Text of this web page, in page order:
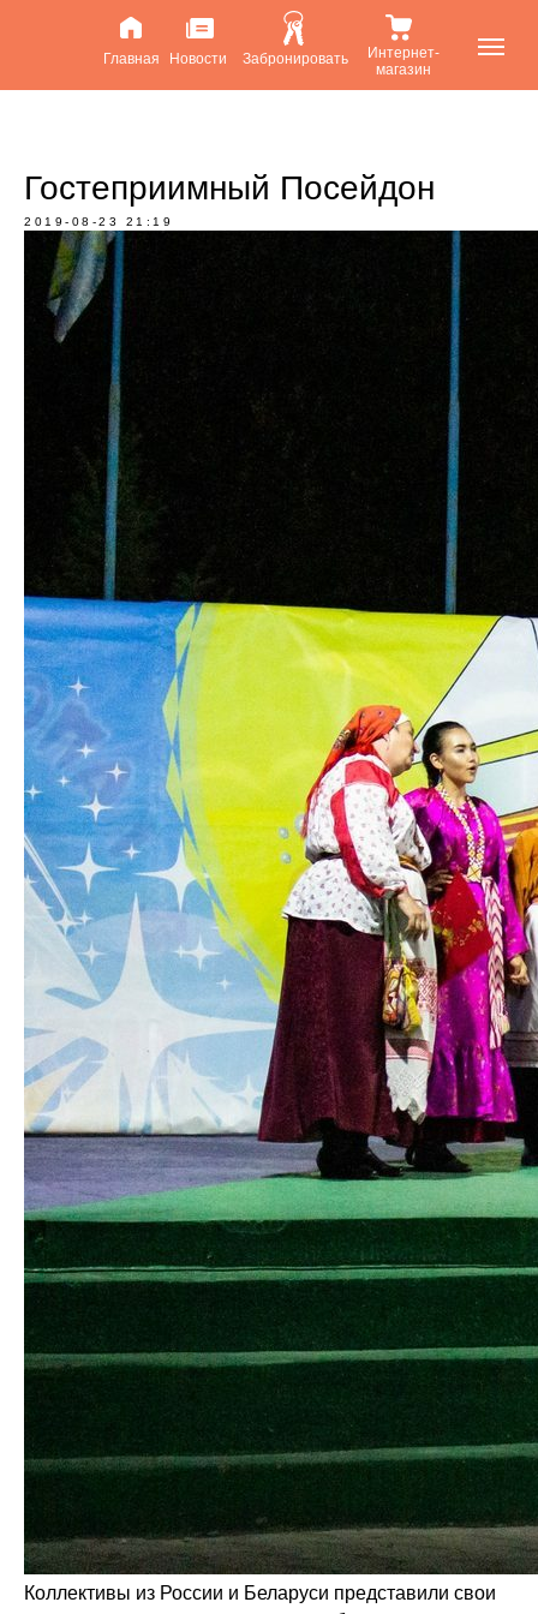
Главная Новости Забронировать
Интернет-
магазин
Гостеприимный Посейдон
2019-08-23 21:19
Коллективы из России и Беларуси представили свои